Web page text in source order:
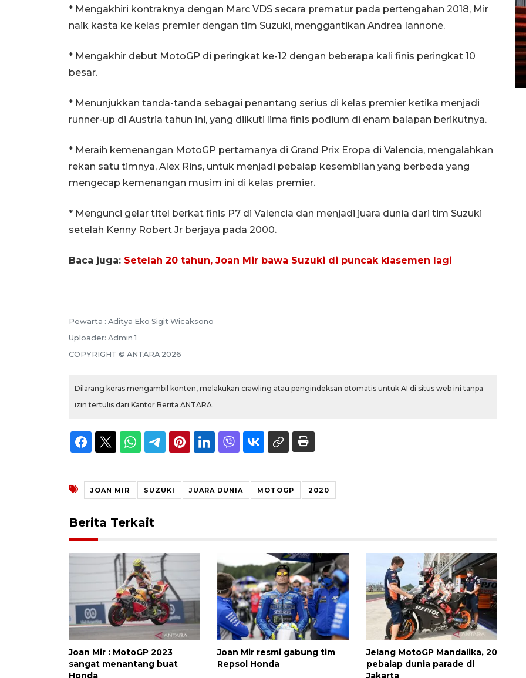
* Mengakhiri kontraknya dengan Marc VDS secara prematur pada pertengahan 2018, Mir
naik kasta ke kelas premier dengan tim Suzuki, menggantikan Andrea Iannone.
* Mengakhir debut MotoGP di peringkat ke-12 dengan beberapa kali finis peringkat 10
besar.
* Menunjukkan tanda-tanda sebagai penantang serius di kelas premier ketika menjadi
runner-up di Austria tahun ini, yang diikuti lima finis podium di enam balapan berikutnya.
* Meraih kemenangan MotoGP pertamanya di Grand Prix Eropa di Valencia, mengalahkan
rekan satu timnya, Alex Rins, untuk menjadi pebalap kesembilan yang berbeda yang
mengecap kemenangan musim ini di kelas premier.
* Mengunci gelar titel berkat finis P7 di Valencia dan menjadi juara dunia dari tim Suzuki
setelah Kenny Robert Jr berjaya pada 2000.
Baca juga: Setelah 20 tahun, Joan Mir bawa Suzuki di puncak klasemen lagi
Pewarta : Aditya Eko Sigit Wicaksono
Uploader: Admin 1
COPYRIGHT © ANTARA 2026
Dilarang keras mengambil konten, melakukan crawling atau pengindeksan otomatis untuk AI di situs web ini tanpa
izin tertulis dari Kantor Berita ANTARA.
JOAN MIR SUZUKI JUARA DUNIA MOTOGP 2020
Berita Terkait
Joan Mir : MotoGP 2023
sangat menantang buat
Honda
Joan Mir resmi gabung tim
Repsol Honda
Jelang MotoGP Mandalika, 20
pebalap dunia parade di
Jakarta
Prediksi puncak musim
Tengah